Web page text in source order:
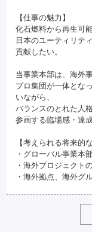
【仕事の魅力】
化石燃料から再生可
日本のユーティリテ
貢献したい。
当事業本部は、海外
プロ集団が一体とな
いながら、
バランスのとれた人
参画する臨場感・達
【考えられる将来的
・グローバル事業本
・海外プロジェクト
・海外拠点、海外グ